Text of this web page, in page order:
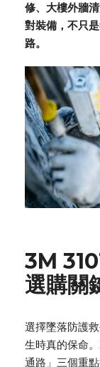
修、大樓外牆
對裝備，不只
路。
3M
選購關
選擇墜落防護
生時真的保命
通路」三個重點